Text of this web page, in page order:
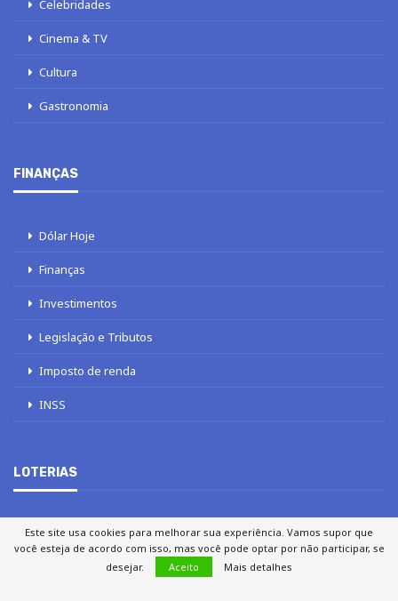
Celebridades
Cinema & TV
Cultura
Gastronomia
FINANÇAS
Dólar Hoje
Finanças
Investimentos
Legislação e Tributos
Imposto de renda
INSS
LOTERIAS
Loterias
Este site usa cookies para melhorar sua experiência. Vamos supor que
você esteja de acordo com isso, mas você pode optar por não participar, se
desejar.
Aceito Mais detalhes